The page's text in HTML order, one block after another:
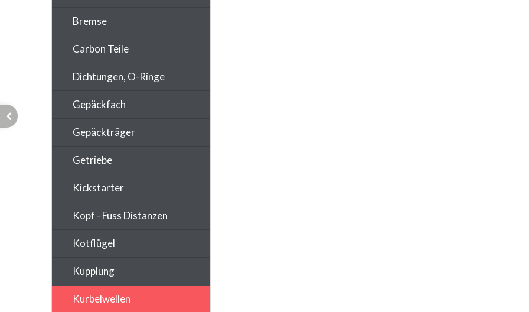
Bremse
Carbon Teile
Dichtungen, O-Ringe
Gepäckfach
Gepäckträger
Getriebe
Kickstarter
Kopf - Fuss Distanzen
Kotflügel
Kupplung
Kurbelwellen